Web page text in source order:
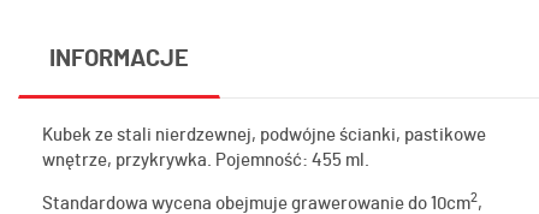
INFORMACJE
Kubek ze stali nierdzewnej, podwójne ścianki, pastikowe
wnętrze, przykrywka. Pojemność: 455 ml.
Standardowa wycena obejmuje grawerowanie do 10cm2,